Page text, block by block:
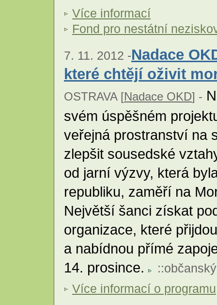
Více informací
Fond pro nestátní
7. 11. 2012 -Nadace
které chtějí oživit
OSTRAVA [Nadace OKD] -
svém úspěšném
veřejná prostranství na
zlepšit sousedské
od jarní výzvy, která
republiku, zaměří na
Největší šanci získat
organizace, které
a nabídnou přímé
14. prosince.
::
Více informací o programu